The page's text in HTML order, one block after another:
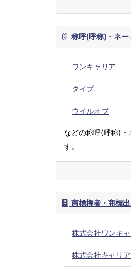
称呼(呼称)・ネー
ワンキャリア
タイプ
ウイルオブ
などの称呼(呼称)
す。
商標権者・商標
株式会社ワンキ
株式会社キャリ